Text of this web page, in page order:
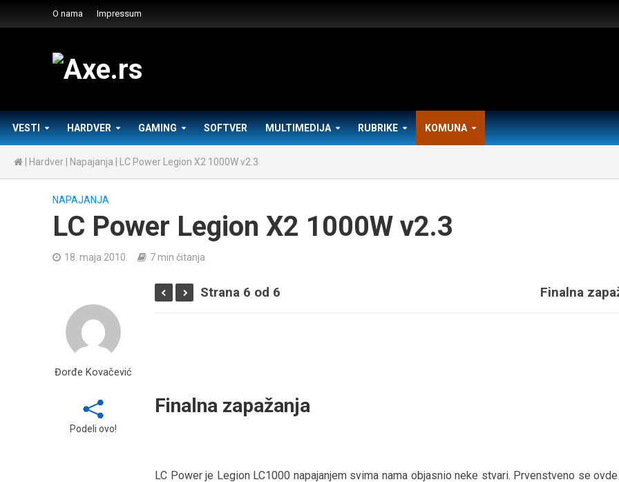
O nama Impressum
VESTI HARDVER GAMING SOFTVER MULTIMEDIJA RUBRIKE KOMUNA
Hardver Napajanja LC Power Legion X2 1000W v2.3
NAPAJANJA
LC Power Legion X2 1000W v2.3
18. maja 2010. 7 min čitanja
Đorđe Kovačević
Podeli ovo!
Strana 6 od 6 Finalna
Finalna zapažanja
LC Power je Legion LC1000 napajanjem svima nama objasnio neke stvari. Prvenstveno se